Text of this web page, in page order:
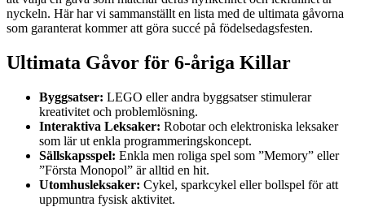
nyckeln. Här har vi sammanställt en lista med de ultimata gåvorna
som garanterat kommer att göra succé på födelsedagsfesten.
Ultimata Gåvor för 6-åriga Killar
Byggsatser: LEGO eller andra byggsatser stimulerar
kreativitet och problemlösning.
Interaktiva Leksaker: Robotar och elektroniska leksaker
som lär ut enkla programmeringskoncept.
Sällskapsspel: Enkla men roliga spel som ”Memory” eller
”Första Monopol” är alltid en hit.
Utomhusleksaker: Cykel, sparkcykel eller bollspel för att
uppmuntra fysisk aktivitet.